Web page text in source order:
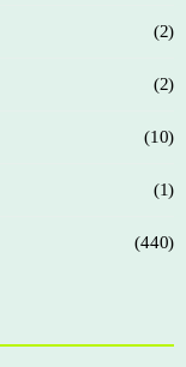
(2)
(2)
(10)
(1)
(440)